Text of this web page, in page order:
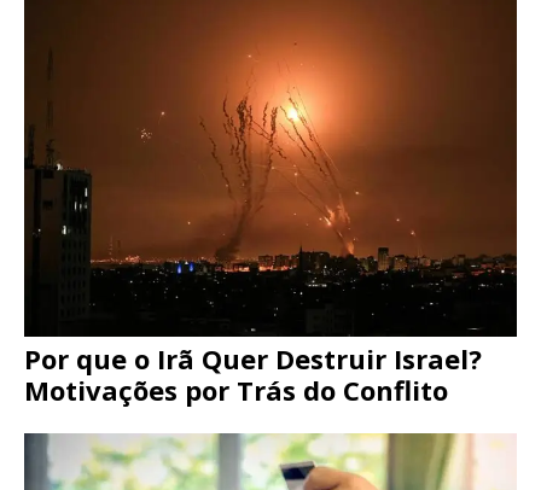
Por que o Irã Quer Destruir Israel?
Motivações por Trás do Conflito